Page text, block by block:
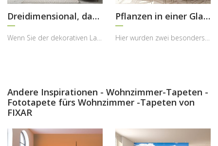
Dreidimensional, das fasziniert
Wenn Sie der dekorativen Langeweile in Ihrem Zuhause konsequent entfliehen und ein wenig mit mode...
Pflanzen in einer Glamour-Version
Hier wurden zwei besonders feminine Dekorationswelten miteinander kombiniert – florale Motive und...
Andere Inspirationen - Wohnzimmer-Tapeten -
Fototapete fürs Wohnzimmer -Tapeten von
FIXAR